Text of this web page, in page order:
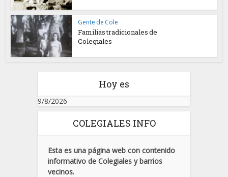
Gente de Cole
Familias tradicionales de
Colegiales
Hoy es
9/8/2026
COLEGIALES INFO
Esta es una página web con contenido
informativo de Colegiales y barrios
vecinos.